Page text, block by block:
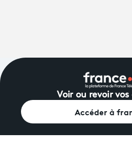
Voir ou revoir vos
Accéder à